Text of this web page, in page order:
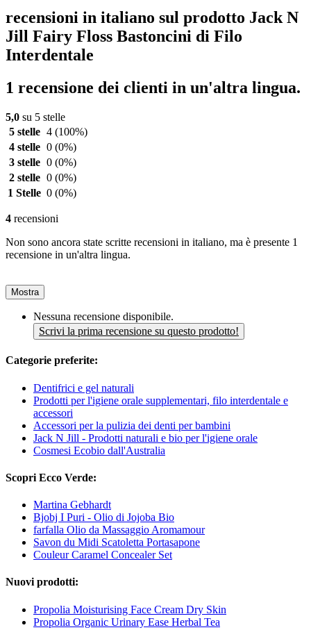
recensioni in italiano sul prodotto Jack N
Jill Fairy Floss Bastoncini di Filo
Interdentale
1 recensione dei clienti in un'altra lingua.
5,0 su 5 stelle
5 stelle 4 (100%)
4 stelle 0 (0%)
3 stelle 0 (0%)
2 stelle 0 (0%)
1 Stelle 0 (0%)
4 recensioni
Non sono ancora state scritte recensioni in italiano, ma è presente 1
recensione in un'altra lingua.
Mostra
Nessuna recensione disponibile.
Scrivi la prima recensione su questo prodotto!
Categorie preferite:
Dentifrici e gel naturali
Prodotti per l'igiene orale supplementari, filo interdentale e
accessori
Accessori per la pulizia dei denti per bambini
Jack N Jill - Prodotti naturali e bio per l'igiene orale
Cosmesi Ecobio dall'Australia
Scopri Ecco Verde:
Martina Gebhardt
Bjobj I Puri - Olio di Jojoba Bio
farfalla Olio da Massaggio Aromamour
Savon du Midi Scatoletta Portasapone
Couleur Caramel Concealer Set
Nuovi prodotti:
Propolia Moisturising Face Cream Dry Skin
Propolia Organic Urinary Ease Herbal Tea